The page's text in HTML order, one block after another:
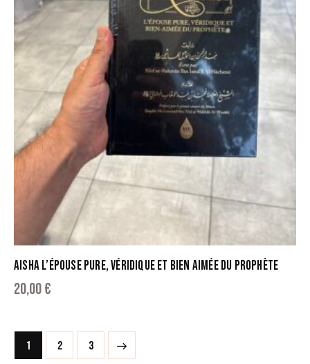
AISHA L’ÉPOUSE PURE, VÉRIDIQUE ET BIEN AIMÉE DU PROPHÈTE
20,00€
1 2 3
→